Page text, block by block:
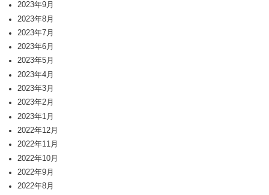
2023年9月
2023年8月
2023年7月
2023年6月
2023年5月
2023年4月
2023年3月
2023年2月
2023年1月
2022年12月
2022年11月
2022年10月
2022年9月
2022年8月